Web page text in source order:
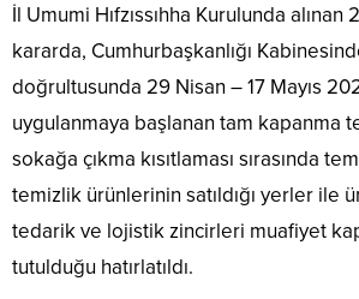
İl Umumi Hıfzıssıhha Kurulunda alınan
kararda, Cumhurbaşkanlığı
doğrultusunda 29 Nisan – 17 Mayıs
uygulanmaya başlanan tam kapanma
sokağa çıkma kısıtlaması sırasında
temizlik ürünlerinin satıldığı yerler ile
tedarik ve lojistik zincirleri muafiyet
tutulduğu hatırlatıldı.